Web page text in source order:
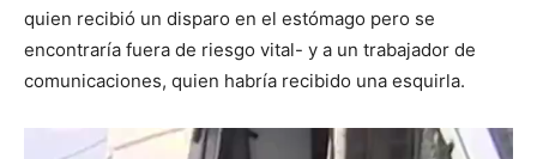
quien recibió un disparo en el estómago pero se
encontraría fuera de riesgo vital- y a un trabajador de
comunicaciones, quien habría recibido una esquirla.
Reproductor